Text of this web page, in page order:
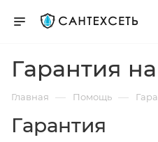
Гарантия
Главная — Помощь —
Гарантия